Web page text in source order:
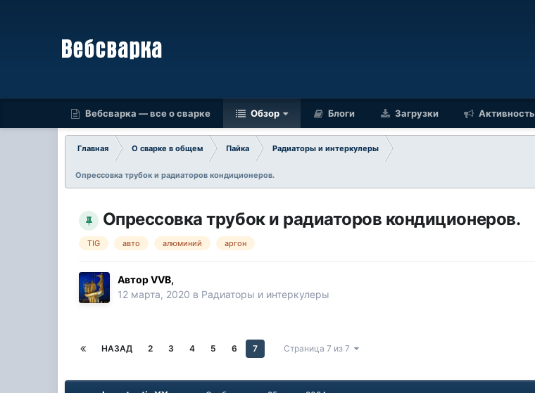
Вебсварка — все о сварке Обзор Блоги Загрузки Активность
Главная О сварке в общем Пайка Радиаторы и интеркулеры
Опрессовка трубок и радиаторов кондиционеров.
Опрессовка трубок и радиаторов кондиционеров.
TIG авто алюминий аргон
АвторVVB,
12 марта, 2020 в Радиаторы и интеркулеры
НАЗАД 2 3 4 5 6 7 Страница 7 из 7